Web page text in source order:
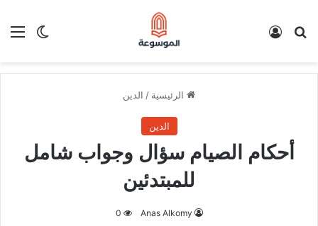
الوضع بحث عن
الرئيسية / الدين
الدين
أحكام الصيام سؤال وجواب شامل
للمبتدئين
Anas Alkomy
0